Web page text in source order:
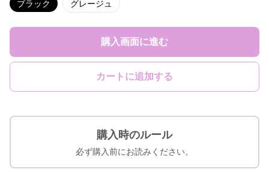
ブラック グレージュ
購入画面に進む
カートに追加する
購入時のルール
必ず購入前にお読みください。